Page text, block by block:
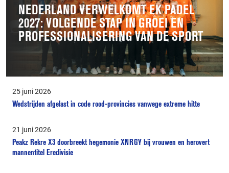
NEDERLAND VERWELKOMT EK PADEL
2027: VOLGENDE STAP IN GROEI EN
PROFESSIONALISERING VAN DE SPORT
25 juni 2026
Wedstrijden afgelast in code rood-provincies vanwege extreme hitte
21 juni 2026
Peakz Rekre X3 doorbreekt hegemonie XNRGY bij vrouwen en herovert
mannentitel Eredivisie